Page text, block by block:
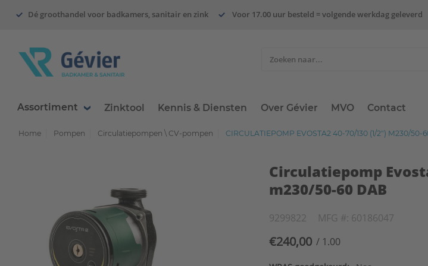
Dé groothandel voor badkamers, sanitair en zink Voor 17.00 uur besteld = volgende werkdag geleverd
Assortiment Zinktool Kennis & Diensten Over Gévier MVO Contact
Home Pompen Circulatiepompen \ CV-pompen CIRCULATIEPOMP EVOSTA2 40-70/130 (1/2") M230/50-
Circulatiepomp
m230/50-60 DAB
9299822 MFG #: 60186047
€240,00 / 1.00